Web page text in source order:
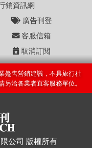
銷資訊網
廣告刊登
客服信箱
取消訂閱
躉售營銷建議，不具旅行社
洽各業者直客服務單位。
公司 版權所有